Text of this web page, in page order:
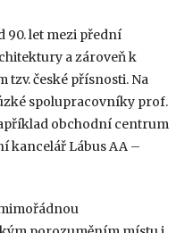
90. let mezi přední
a zároveň k
české přísnosti. Na
spolupracovníky prof.
obchodní centrum
kancelář Lábus AA –